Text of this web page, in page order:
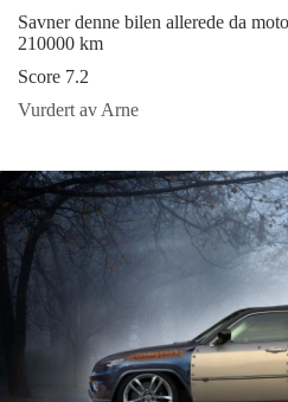
Savner denne bilen allerede da
210000 km
Score 7.2
Vurdert av Arne